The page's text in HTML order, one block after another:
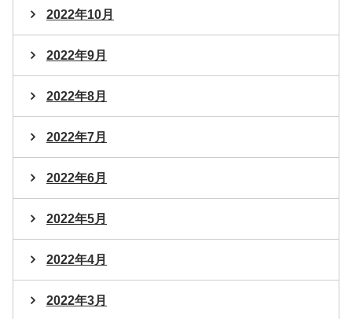
2022年10月
2022年9月
2022年8月
2022年7月
2022年6月
2022年5月
2022年4月
2022年3月